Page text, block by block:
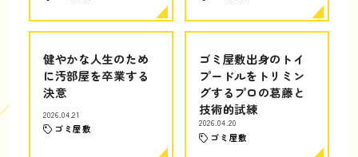
健やかな人生のため
に汚部屋を卒業する
決意
2026.04.21
ゴミ屋敷
ゴミ屋敷出身のトイ
プードルをトリミン
グするプロの葛藤と
技術的試練
2026.04.20
ゴミ屋敷